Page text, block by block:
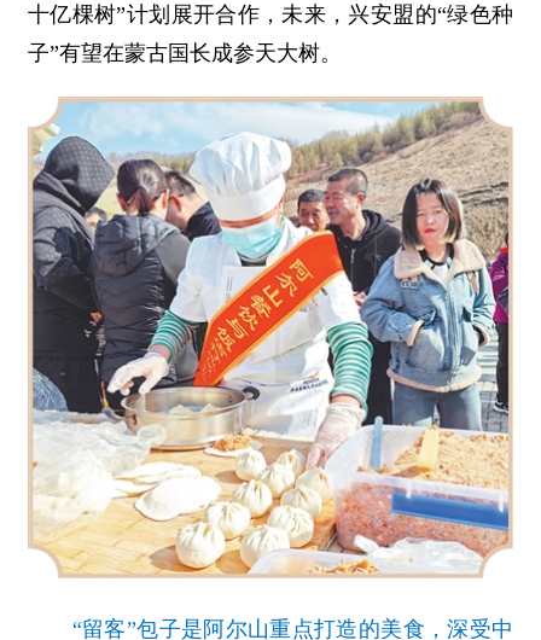
十亿棵树”计划展开合作，未来，兴安盟的“绿色种
子”有望在蒙古国长成参天大树。
“留客”包子是阿尔山重点打造的美食，深受中